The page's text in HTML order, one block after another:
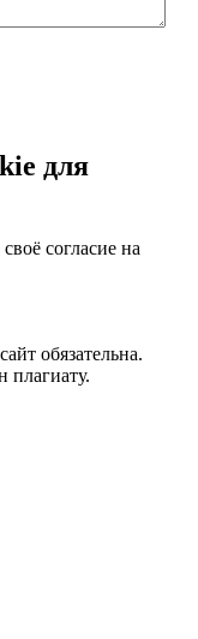
для
согласие на
обязательна.
плагиату.